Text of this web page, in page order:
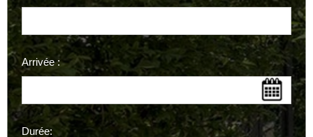
Arrivée :
Durée: